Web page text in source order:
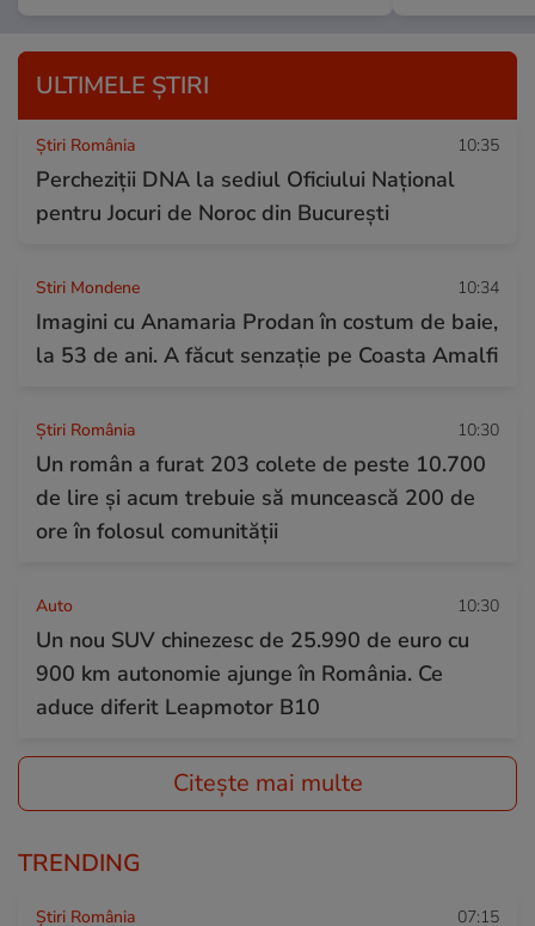
ULTIMELE ȘTIRI
Știri România 10:35
Percheziții DNA la sediul Oficiului Național
pentru Jocuri de Noroc din București
Stiri Mondene 10:34
Imagini cu Anamaria Prodan în costum de baie,
la 53 de ani. A făcut senzație pe Coasta Amalfi
Știri România 10:30
Un român a furat 203 colete de peste 10.700
de lire și acum trebuie să muncească 200 de
ore în folosul comunității
Auto 10:30
Un nou SUV chinezesc de 25.990 de euro cu
900 km autonomie ajunge în România. Ce
aduce diferit Leapmotor B10
Citește mai multe
TRENDING
Știri România 07:15